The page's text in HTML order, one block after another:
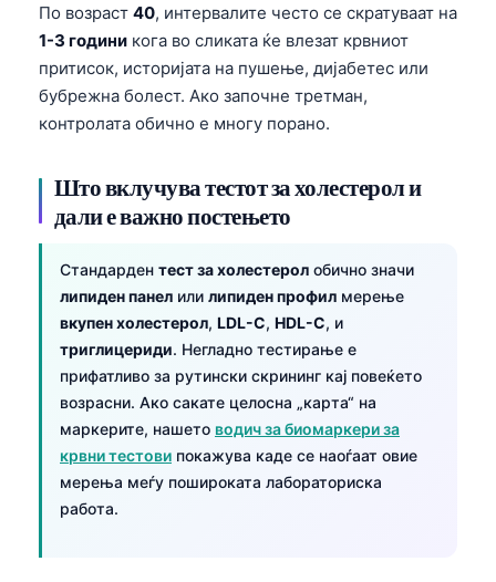
По возраст 40, интервалите често се скратуваат на
1-3 години кога во сликата ќе влезат крвниот
притисок, историјата на пушење, дијабетес или
бубрежна болест. Ако започне третман,
контролата обично е многу порано.
Што вклучува тестот за холестерол и
дали е важно постењето
Стандарден тест за холестерол обично значи
липиден панел или липиден профил мерење
вкупен холестерол, LDL-C, HDL-C, и
триглицериди. Негладно тестирање е
прифатливо за рутински скрининг кај повеќето
возрасни. Ако сакате целосна „карта“ на
маркерите, нашето водич за биомаркери за
крвни тестови покажува каде се наоѓаат овие
мерења меѓу пошироката лабораториска
работа.